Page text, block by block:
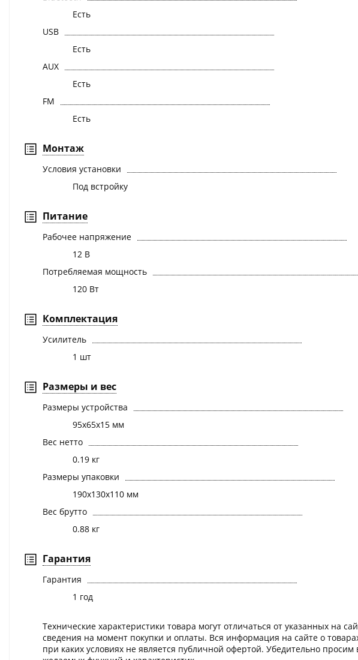
Есть
USB
Есть
AUX
Есть
FM
Есть
Монтаж
Условия установки
Под встройку
Питание
Рабочее напряжение
12 В
Потребляемая мощность
120 Вт
Комплектация
Усилитель
1 шт
Размеры и вес
Размеры устройства
95х65х15 мм
Вес нетто
0.19 кг
Размеры упаковки
190х130х110 мм
Вес брутто
0.88 кг
Гарантия
Гарантия
1 год
Технические характеристики товара могут отличаться от указанных на
сведения на момент покупки и оплаты. Вся информация на сайте о
при каких условиях не является публичной офертой. Убедительно